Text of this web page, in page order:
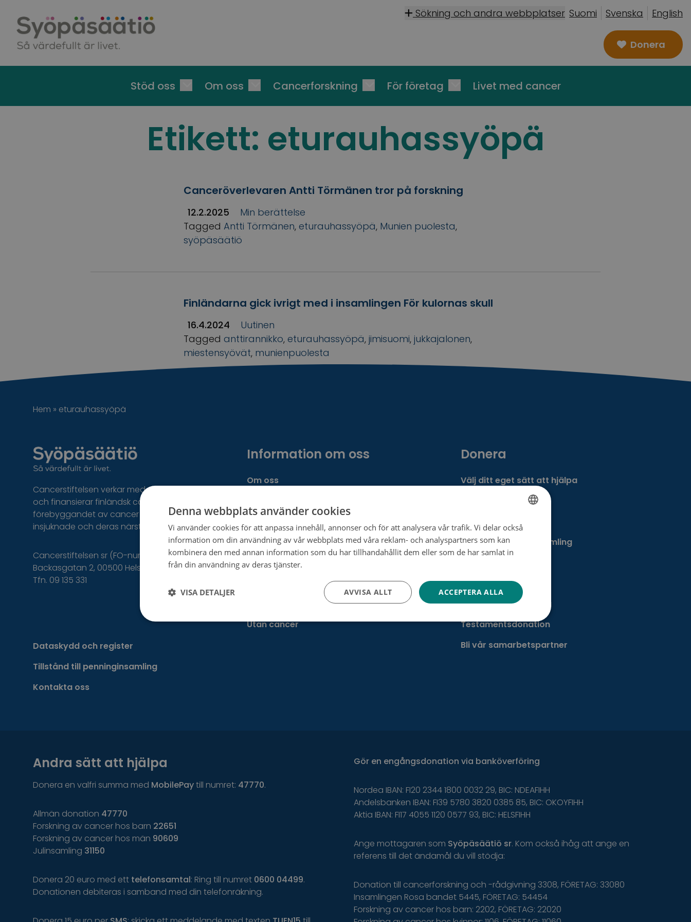
Sökning och andra webbplatser Suomi Svenska English
Donera
Stöd oss Om oss Cancerforskning För företag Livet med cancer
Etikett: eturauhassyöpä
Canceröverlevaren Antti Törmänen tror på forskning
12.2.2025
Min berättelse
TaggedAntti Törmänen,eturauhassyöpä, Munien puolesta,
syöpäsäätiö
Finländarna gick ivrigt med i insamlingen För kulornas skull
16.4.2024
Uutinen
Tagged anttirannikko,eturauhassyöpä,jimisuomi,jukkajalonen,
miestensyövät, munienpuolesta
Hem » eturauhassyöpä
Cancerstiftelsen verkar med donerade medel
och finansierar finländsk cancerforskning, främjar
förebyggandet av cancer och stöder de
insjuknade och deras närstående.
Cancerstiftelsen sr (FO-nummer 0237165-7)
Backasgatan 2, 00500 Helsingfors,
Tfn. 09 135 331
Dataskydd och register
Tillstånd till penninginsamling
Kontakta oss
Information om oss
Om oss
Livet med cancer
Cancerföreningen
Utan cancer
Donera
Välj ditt eget sätt att hjälpa
Bli månadsdonator
Engångsdonation
Bemärkelsedagsinsamling
Minnesinsamling
Dagsverkesinsamling
Testamentsdonation
Bli vår samarbetspartner
Andra sätt att hjälpa
Donera en valfri summa med MobilePaytill numret: 47770.
Allmän donation 47770
Forskning av cancer hos barn 22651
Forskning av cancer hos män 90609
Julinsamling 31150
Donera 20 euro med ett telefonsamtal: Ring till numret 0600 04499.
Donationen debiteras i samband med din telefonräkning.
Gör en engångsdonation via banköverföring
Nordea IBAN: FI20 2344 1800 0032 29, BIC: NDEAFIHH
Andelsbanken IBAN: FI39 5780 3820 0385 85, BIC: OKOYFIHH
Aktia IBAN: FI17 4055 1120 0577 93, BIC: HELSFIHH
Ange mottagaren som Syöpäsäätiö sr. Kom också ihåg att ange en
referens till det ändamål du vill stödja:
Donation till cancerforskning och -rådgivning 3308, FÖRETAG: 33080
Insamlingen Rosa bandet 5445, FÖRETAG: 54454
Forskning av cancer hos barn: 2202, FÖRETAG: 22020
FINNISH
SWEDISH
Denna webbplats använder cookies
Vi använder cookies för att anpassa innehåll, annonser och för att analysera vår trafik. Vi delar också
information om din användning av vår webbplats med våra reklam- och analyspartners som kan
kombinera den med annan information som du har tillhandahållit dem eller som de har samlat in
från din användning av deras tjänster.
ACCEPTERA ALLA
AVVISA ALLT
VISA DETALJER